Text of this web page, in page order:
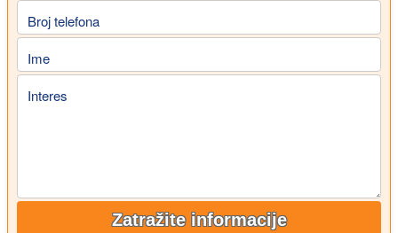
Broj telefona
Ime
Interes
Zatražite informacije